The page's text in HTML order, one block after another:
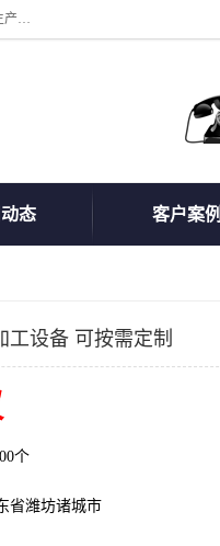
诸城汇泽机械有限公司是一家高新技术设备制造企业。公司坚持以高技术和，高服务于用户，以的环保机械制造设备赢的用户的信赖。现在主要生产死亡畜禽无害化处理和立式和卧式有机肥设备，搅拌机，烘干机，高温发酵机等。污水处理设备，固液分离机。气浮机，化制机等。公司秉承品质，用户至上，科技创新的经营理。
态 客户案例
工设备 可按需定制
个
省潍坊诸城市